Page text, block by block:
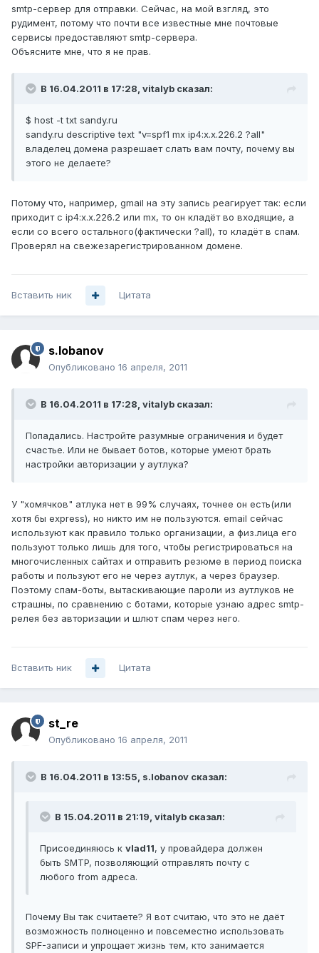
smtp-сервер для отправки. Сейчас, на мой взгляд, это
рудимент, потому что почти все известные мне почтовые
сервисы предоставляют smtp-сервера.
Объясните мне, что я не прав.
В 16.04.2011 в 17:28, vitalyb сказал:
$ host -t txt sandy.ru
sandy.ru descriptive text "v=spf1 mx ip4:x.x.226.2 ?all"
владелец домена разрешает слать вам почту, почему вы
этого не делаете?
Потому что, например, gmail на эту запись реагирует так: если
приходит с ip4:x.x.226.2 или mx, то он кладёт во входящие, а
если со всего остального(фактически ?all), то кладёт в спам.
Проверял на свежезарегистрированном домене.
Вставить ник Цитата
s.lobanov
Опубликовано 16 апреля, 2011
В 16.04.2011 в 17:28, vitalyb сказал:
Попадались. Настройте разумные ограничения и будет
счастье. Или не бывает ботов, которые умеют брать
настройки авторизации у аутлука?
У "хомячков" атлука нет в 99% случаях, точнее он есть(или
хотя бы express), но никто им не пользуются. email сейчас
используют как правило только организации, а физ.лица его
пользуют только лишь для того, чтобы регистрироваться на
многочисленных сайтах и отправить резюме в период поиска
работы и пользуют его не через аутлук, а через браузер.
Поэтому спам-боты, вытаскивающие пароли из аутлуков не
страшны, по сравнению с ботами, которые узнаю адрес smtp-
релея без авторизации и шлют спам через него.
Вставить ник Цитата
st_re
Опубликовано 16 апреля, 2011
В 16.04.2011 в 13:55, s.lobanov сказал:
В 15.04.2011 в 21:19, vitalyb сказал:
Присоединяюсь к vlad11, у провайдера должен
быть SMTP, позволяющий отправлять почту с
любого from адреса.
Почему Вы так считаете? Я вот считаю, что это не даёт
возможность полноценно и повсеместно использовать
SPF-записи и упрощает жизнь тем, кто занимается